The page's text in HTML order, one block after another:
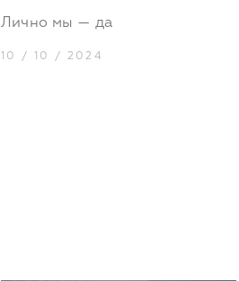
Лично мы — да
10 / 10 / 2024